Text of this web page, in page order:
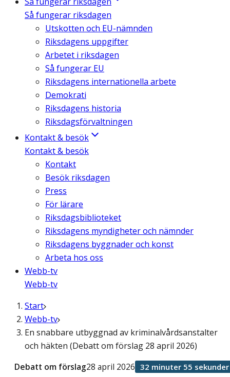
Så fungerar riksdagen
Utskotten och EU-nämnden
Riksdagens uppgifter
Arbetet i riksdagen
Så fungerar EU
Riksdagens internationella arbete
Demokrati
Riksdagens historia
Riksdagsförvaltningen
Kontakt & besök
Kontakt & besök
Kontakt
Besök riksdagen
Press
För lärare
Riksdagsbiblioteket
Riksdagens myndigheter och nämnder
Riksdagens byggnader och konst
Arbeta hos oss
Webb-tv
Webb-tv
Start
Webb-tv
En snabbare utbyggnad av kriminalvårdsanstalter
och häkten (Debatt om förslag 28 april 2026)
Debatt om förslag28 april 2026 32 minuter 55 sekunder